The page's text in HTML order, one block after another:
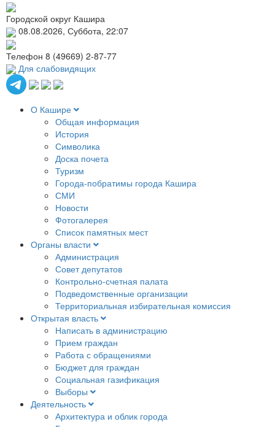
Городской округ Кашира
08.08.2026, Суббота, 22:07
Телефон 8 (49669) 2-87-77
Для слабовидящих
О Кашире
Общая информация
История
Символика
Доска почета
Туризм
Города-побратимы города Кашира
СМИ
Новости
Фотогалерея
Список памятных мест
Органы власти
Администрация
Совет депутатов
Контрольно-счетная палата
Подведомственные организации
Территориальная избирательная комиссия
Открытая власть
Написать в администрацию
Прием граждан
Работа с обращениями
Бюджет для граждан
Социальная газификация
Выборы
Деятельность
Архитектура и облик города